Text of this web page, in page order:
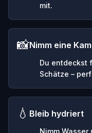
mit.
📸Nimm eine
Du entdeckst
Schätze –
💧 Bleib hydriert
Nimm